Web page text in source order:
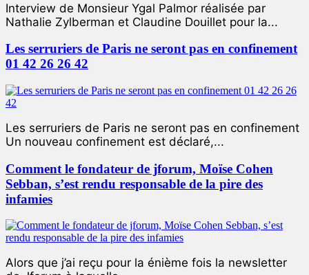
Interview de Monsieur Ygal Palmor réalisée par
Nathalie Zylberman et Claudine Douillet pour la...
Les serruriers de Paris ne seront pas en confinement
01 42 26 26 42
Les serruriers de Paris ne seront pas en confinement
Un nouveau confinement est déclaré,...
Comment le fondateur de jforum, Moïse Cohen
Sebban, s’est rendu responsable de la pire des
infamies
Alors que j’ai reçu pour la énième fois la newsletter